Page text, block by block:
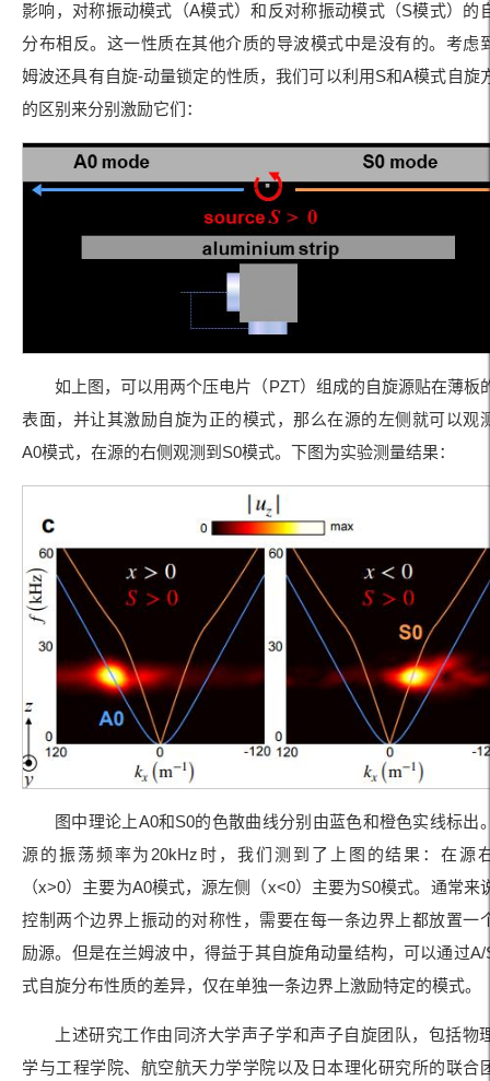
影响，对称振动模式（A模式）和反对称振动模式（S模式）的
分布相反。这一性质在其他介质的导波模式中是没有的。考虑
姆波还具有自旋-动量锁定的性质，我们可以利用S和A模式自旋
的区别来分别激励它们：
如上图，可以用两个压电片（PZT）组成的自旋源贴在薄板
表面，并让其激励自旋为正的模式，那么在源的左侧就可以观
A0模式，在源的右侧观测到S0模式。下图为实验测量结果：
图中理论上A0和S0的色散曲线分别由蓝色和橙色实线标出
源的振荡频率为20kHz时，我们测到了上图的结果：在源
（x>0）主要为A0模式，源左侧（x<0）主要为S0模式。通常来
控制两个边界上振动的对称性，需要在每一条边界上都放置一
励源。但是在兰姆波中，得益于其自旋角动量结构，可以通过A/
式自旋分布性质的差异，仅在单独一条边界上激励特定的模式。
上述研究工作由同济大学声子学和声子自旋团队，包括物
学与工程学院、航空航天力学学院以及日本理化研究所的联合